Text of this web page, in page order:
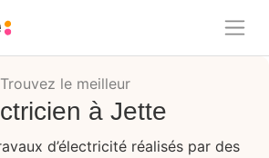
Trouvez le meilleur
à Jette
d’électricité réalisés par des